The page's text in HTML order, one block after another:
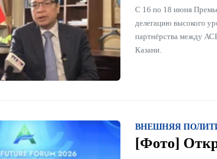
С 16 по 18 июня
делегацию высокого
партнёрства между
Казани.
ВНЕШНЯЯ
[Фото]